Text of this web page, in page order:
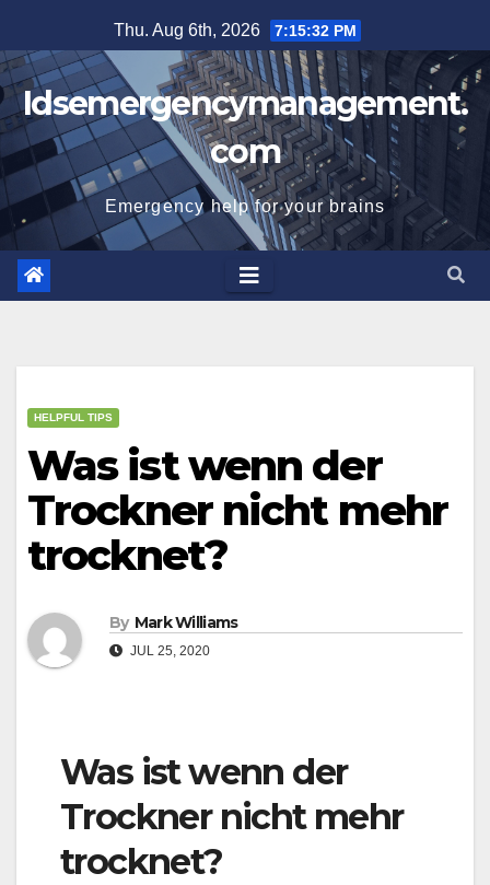
to
content
Thu. Aug 6th, 2026 7:15:33 PM
Idsemergencymanagement.
com
Emergency help for your brains
HELPFUL TIPS
Was ist wenn der
Trockner nicht mehr
trocknet?
By Mark Williams
JUL 25, 2020
Was ist wenn der
Trockner nicht mehr
trocknet?